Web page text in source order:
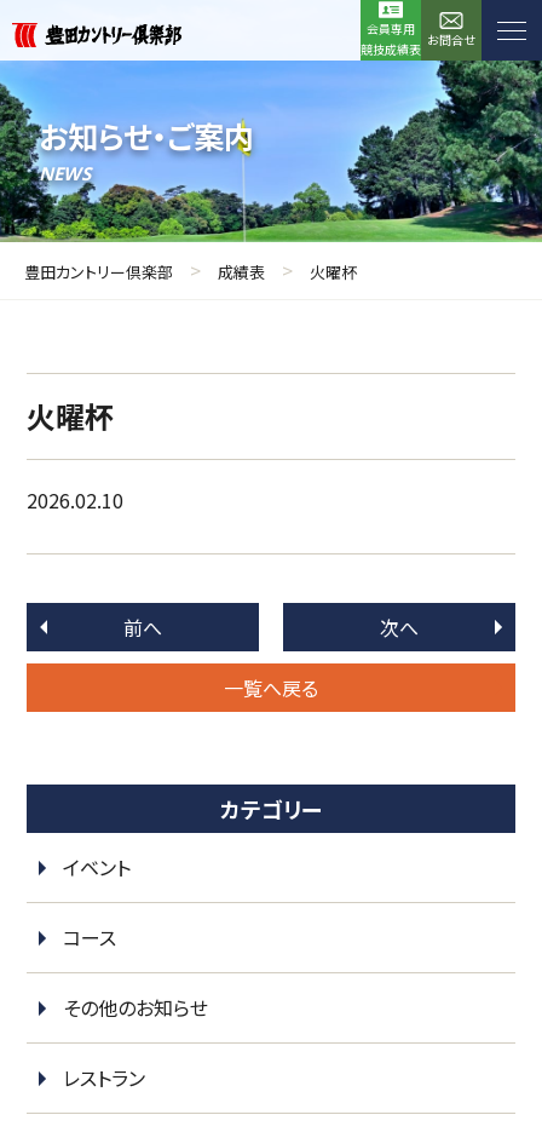
会員専用
競技成績表
お問合せ
お知らせ・ご案内
NEWS
豊田カントリー倶楽部 > 成績表 > 火曜杯
火曜杯
2026.02.10
前へ
一覧へ戻る
次へ
カテゴリー
イベント
コース
その他のお知らせ
レストラン